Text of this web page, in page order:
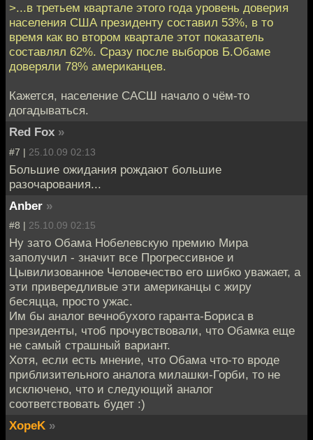
>...в третьем квартале этого года уровень доверия
населения США президенту составил 53%, в то
время как во втором квартале этот показатель
составлял 62%. Сразу после выборов Б.Обаме
доверяли 78% американцев.
Кажется, население САСШ начало о чём-то
догадываться.
Red Fox »
#7 | 25.10.09 02:13
Большие ожидания рождают большие
разочарования...
Anber »
#8 | 25.10.09 02:15
Ну зато Обама Нобелевскую премию Мира
заполучил - значит все Прогрессивное и
Цывилизованное Человечество его шибко уважает, а
эти привередливые эти американцы с жиру
бесяцца, просто ужас.
Им бы аналог вечнобухого гаранта-Бориса в
президенты, чтоб прочувствовали, что Обамка еще
не самый страшный вариант.
Хотя, если есть мнение, что Обама что-то вроде
приблизительного аналога милашки-Горби, то не
исключено, что и следующий аналог
соответствовать будет :)
XopeK »